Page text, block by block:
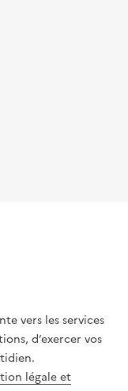
vers les services
d’exercer vos
légale et